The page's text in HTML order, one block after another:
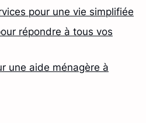
pour une vie simplifiée
répondre à tous vos
une aide ménagère à